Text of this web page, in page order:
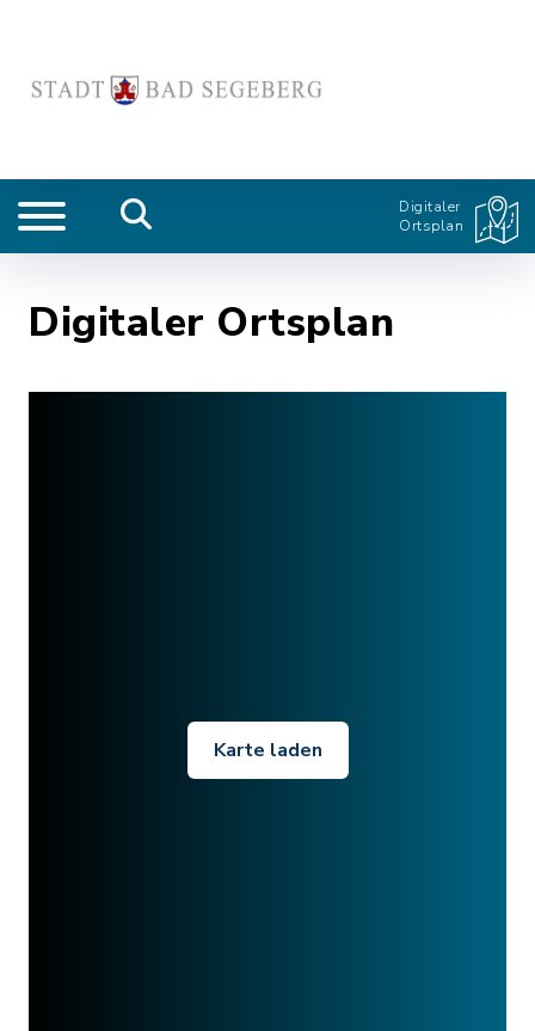
Digitaler
Ortsplan
Digitaler Ortsplan
Karte laden